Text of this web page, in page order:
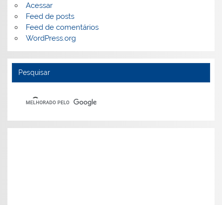
Acessar
Feed de posts
Feed de comentários
WordPress.org
Pesquisar